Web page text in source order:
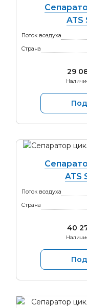
ATS
Поток воздуха
Страна
29
ATS
Поток воздуха
Страна
40